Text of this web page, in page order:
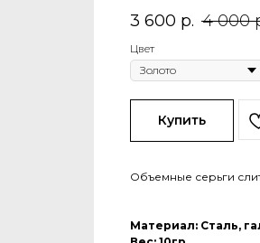
3 600 р. 4 000
Цвет
Купить
Объемные серьги
Материал: Сталь,